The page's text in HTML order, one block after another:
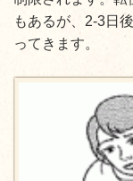
もあるが、2-3日
ってきます。